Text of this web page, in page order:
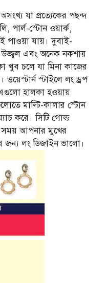
যা প্রত্যেকের পছন্দ
পার্ল-স্টোন ওয়ার্ক,
পাওয়া যায়। দুবাই-
উজ্জ্বল এবং অনেক নকশায়
খুব চলে যা মিনা কাজের
স্টাইলে লং ড্রপ
এগুলো হালকা হওয়ায়
মাল্টি-কালার স্টোন
করে। সিটি গোল্ড
সময় আপনার মুখের
লং ডিজাইন ভালো।